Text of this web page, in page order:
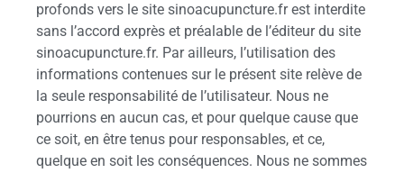
profonds vers le site sinoacupuncture.fr est interdite
sans l’accord exprès et préalable de l’éditeur du site
sinoacupuncture.fr. Par ailleurs, l’utilisation des
informations contenues sur le présent site relève de
la seule responsabilité de l’utilisateur. Nous ne
pourrions en aucun cas, et pour quelque cause que
ce soit, en être tenus pour responsables, et ce,
quelque en soit les conséquences. Nous ne sommes